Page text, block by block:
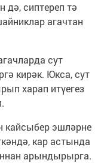
дә, сиптереп тә
агачтан
сут
кирәк. Юкса, сут
харап итүегез
кайсыбер эшләрне
кар астында
арындырырга.